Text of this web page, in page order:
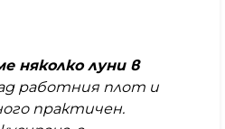
няколко луни в
работния плот и
практичен.